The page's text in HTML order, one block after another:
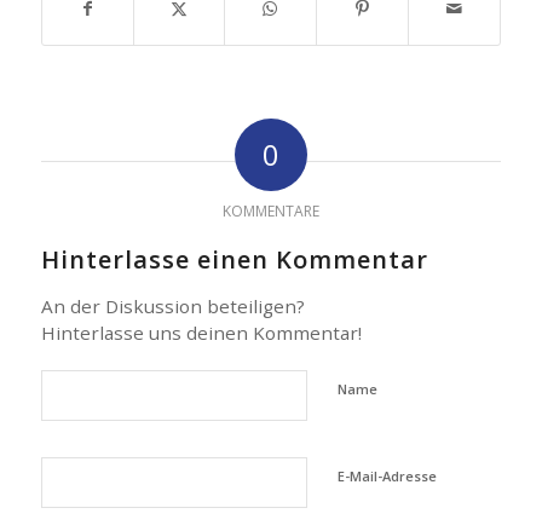
0
KOMMENTARE
Hinterlasse einen Kommentar
An der Diskussion beteiligen?
Hinterlasse uns deinen Kommentar!
Name
E-Mail-Adresse